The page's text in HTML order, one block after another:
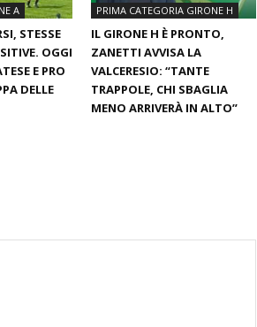
A
STESSE
OGGI
E PRO
DELLE
PRIMA CATEGORIA GIRONE H
IL GIRONE H È PRONTO,
ZANETTI AVVISA LA
VALCERESIO: “TANTE
TRAPPOLE, CHI SBAGLIA
MENO ARRIVERÀ IN ALTO”